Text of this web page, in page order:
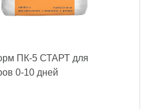
ПК-5 СТАРТ для
0-10 дней